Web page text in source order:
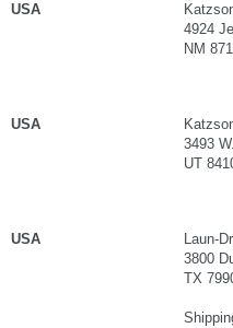
USA
4924
NM
USA
3493
UT
USA
Laun-
3800
TX